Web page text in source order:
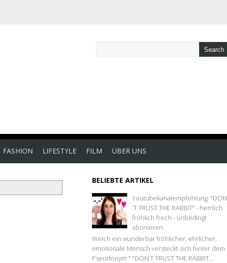
FASHION LIFESTYLE FILM ÜBER UNS
BELIEBTE ARTIKEL
Youtubekanalempfehlung: "DON
´T TRUST THE RABBIT" - herrlich
fröhlich frech - unbedingt
abonieren
Welch ein wunderbar fröhlicher, ehrlicher,
emotionale Mensch versteckt sich hinter dem
Pseudonym " "DON´T TRUST THE RABBIT...